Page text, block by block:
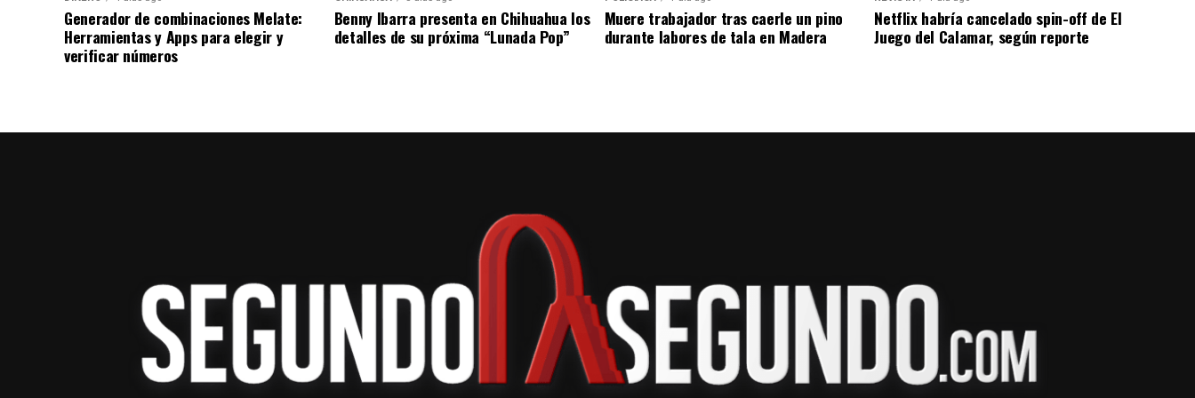
Los equipos de cómputo serán destinados al fortalecimiento de laboratorios, aulas de
medios y centros de cómputo, con el propósito de ampliar el acceso de las y los alumnos a
Generador de combinaciones Melate:
Herramientas y Apps para elegir y
verificar números
Benny Ibarra presenta en Chihuahua los
detalles de su próxima “Lunada Pop”
Muere trabajador tras caerle un pino
durante labores de tala en Madera
Netflix habría cancelado spin-off de El
Juego del Calamar, según reporte